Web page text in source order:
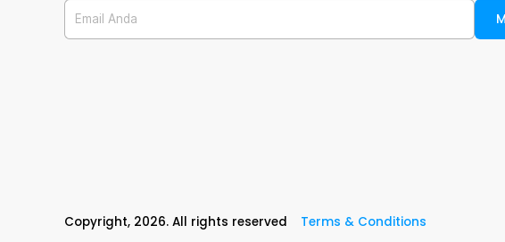
Email Anda
Copyright, 2026. All rights reserved Terms & Conditions